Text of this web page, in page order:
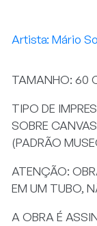
quantidade
Mário
TAMANHO: 60
TIPO DE
SOBRE
(PADRÃO
ATENÇÃO:
EM UM TUBO,
A OBRA É